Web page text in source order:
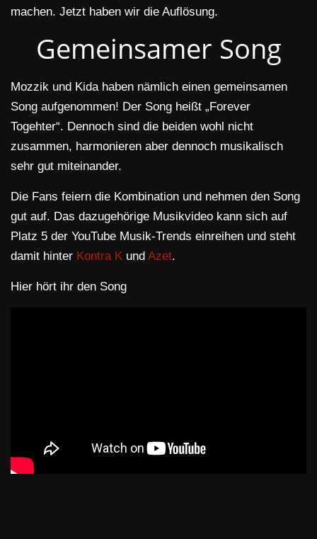
machen. Jetzt haben wir die Auflösung.
Gemeinsamer Song
Mozzik und Kida haben nämlich einen gemeinsamen
Song aufgenommen! Der Song heißt „Forever
Togehter“. Dennoch sind die beiden wohl nicht
zusammen, harmonieren aber dennoch musikalisch
sehr gut miteinander.
Die Fans feiern die Kombination und nehmen den Song
gut auf. Das dazugehörige Musikvideo kann sich auf
Platz 5 der YouTube Musik-Trends einreihen und steht
damit hinter Kontra K und Azet.
Hier hört ihr den Song